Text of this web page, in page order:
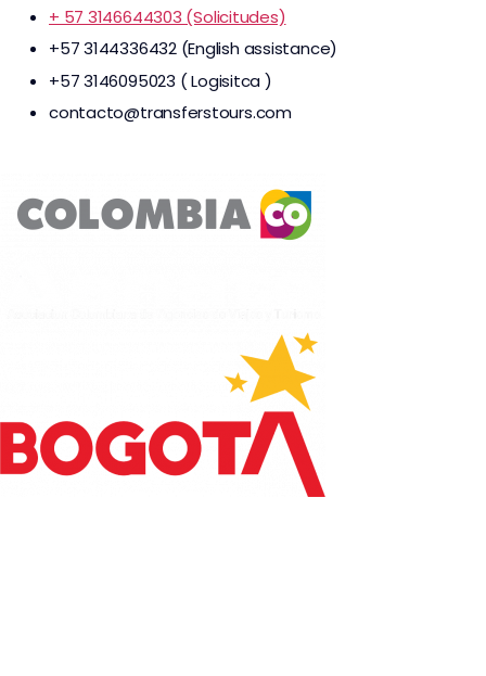
+ 57 3146644303 (Solicitudes)
+57 3144336432 (English assistance)
+57 3146095023 ( Logisitca )
contacto@transferstours.com